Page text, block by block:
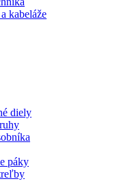
kabeláže
diely
páky